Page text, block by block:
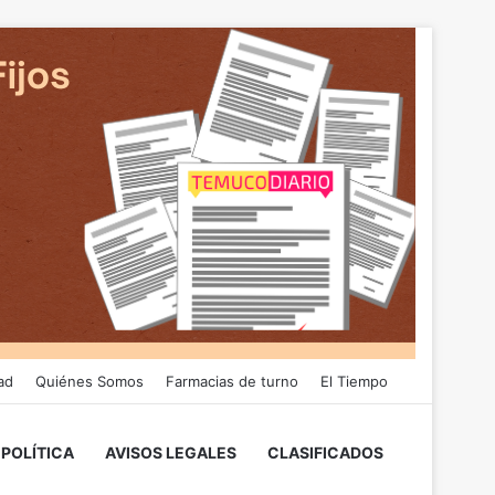
Quiénes Somos Farmacias de turno El Tiempo
POLÍTICA AVISOS LEGALES CLASIFICADOS